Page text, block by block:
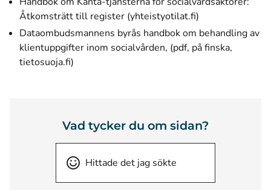
Åtkomsträtt till register (yhteistyotilat.fi)
Dataombudsmannens byrås handbok om behandling av
klientuppgifter inom socialvården, (pdf, på finska,
tietosuoja.fi)
Vad tycker du om sidan?
Hittade det jag sökte